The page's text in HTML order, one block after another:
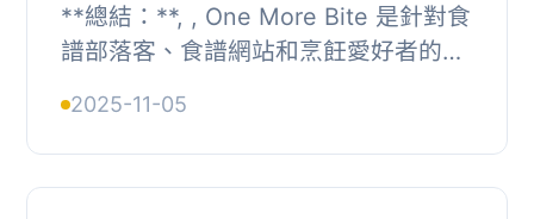
**總結：**, , One More Bite 是針對食
譜部落客、食譜網站和烹飪愛好者的強
您的 WordPress 網站轉化為具有先進
功能的專業...
2025-11-05